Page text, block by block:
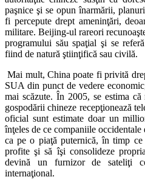
paşnice şi se opun înarmării,
fi percepute drept ameninţări,
militare. Beijing-ul rareori
programului său spaţial şi se
fiind de natură ştiinţifică sau civilă.
Mai mult, China poate fi privită
SUA din punct de vedere
mai scăzute. În 2005, se estima
gospodării chineze recepţionează
oficial sunt estimate doar un
înţeles de ce companiile
ca pe o piaţă puternică, în timp
profite şi să îşi consolideze
devină un furnizor de sateliţi
internaţional.